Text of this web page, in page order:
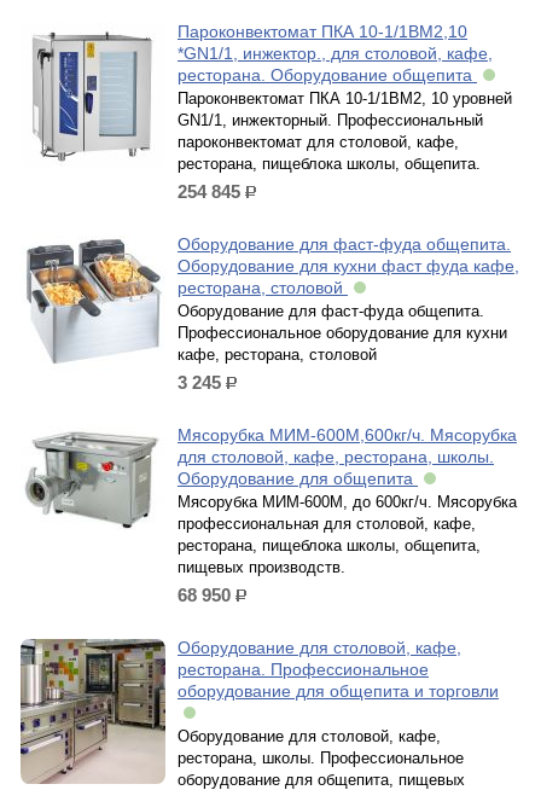
Пароконвектомат ПКА 10-1/1ВМ2,10
*GN1/1, инжектор., для столовой, кафе,
ресторана. Оборудование общепита
Пароконвектомат ПКА 10-1/1ВМ2, 10 уровней
GN1/1, инжекторный. Профессиональный
пароконвектомат для столовой, кафе,
ресторана, пищеблока школы, общепита.
254 845 р.
Оборудование для фаст-фуда общепита.
Оборудование для кухни фаст фуда кафе,
ресторана, столовой
Оборудование для фаст-фуда общепита.
Профессиональное оборудование для кухни
кафе, ресторана, столовой
3 245 р.
Мясорубка МИМ-600М,600кг/ч. Мясорубка
для столовой, кафе, ресторана, школы.
Оборудование для общепита
Мясорубка МИМ-600М, до 600кг/ч. Мясорубка
профессиональная для столовой, кафе,
ресторана, пищеблока школы, общепита,
пищевых производств.
68 950 р.
Оборудование для столовой, кафе,
ресторана. Профессиональное
оборудование для общепита и торговли
Оборудование для столовой, кафе,
ресторана, школы. Профессиональное
оборудование для общепита, пищевых